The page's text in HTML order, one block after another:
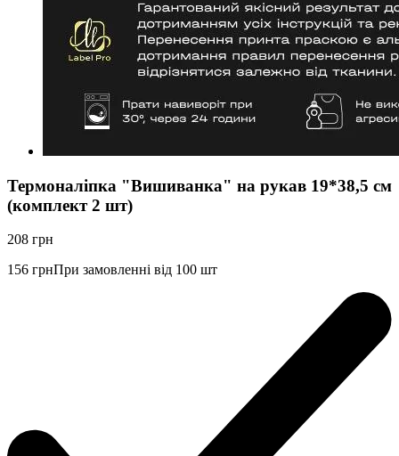
Термоналіпка "Вишиванка" на рукав 19*38,5 см
(комплект 2 шт)
208 грн
156 грнПри замовленні від 100 шт